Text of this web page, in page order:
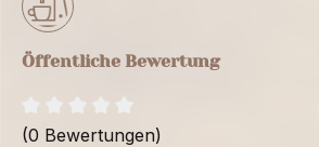
Öffentliche Bewertung
(0 Bewertungen)